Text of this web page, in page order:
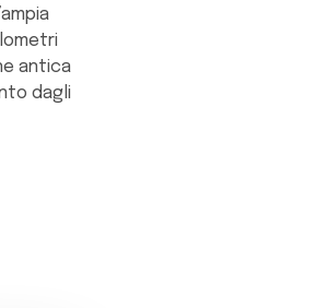
antica
dagli